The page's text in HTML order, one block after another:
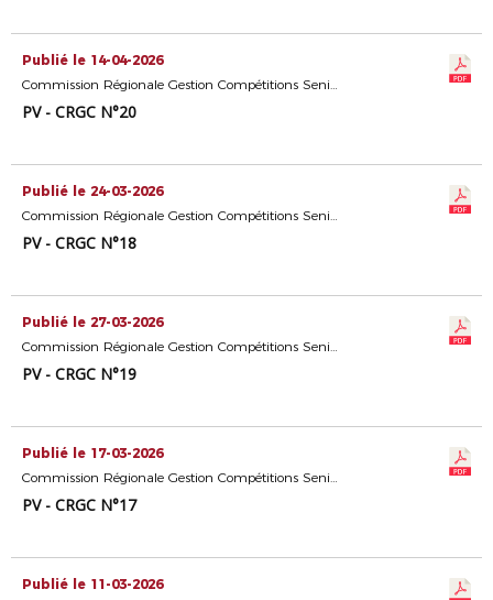
Publié le 14-04-2026
Commission Régionale Gestion Compétitions Seniors
PV - CRGC N°20
Publié le 24-03-2026
Commission Régionale Gestion Compétitions Seniors
PV - CRGC N°18
Publié le 27-03-2026
Commission Régionale Gestion Compétitions Seniors
PV - CRGC N°19
Publié le 17-03-2026
Commission Régionale Gestion Compétitions Seniors
PV - CRGC N°17
Publié le 11-03-2026